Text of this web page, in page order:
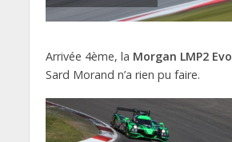
Arrivée 4ème, la Morgan LMP2 Evo
Sard Morand n’a rien pu faire.